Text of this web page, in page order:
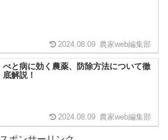
2024.08.09 農家web編集部
べと病に効く農薬、防除方法について徹
底解説！
2024.08.09 農家web編集部